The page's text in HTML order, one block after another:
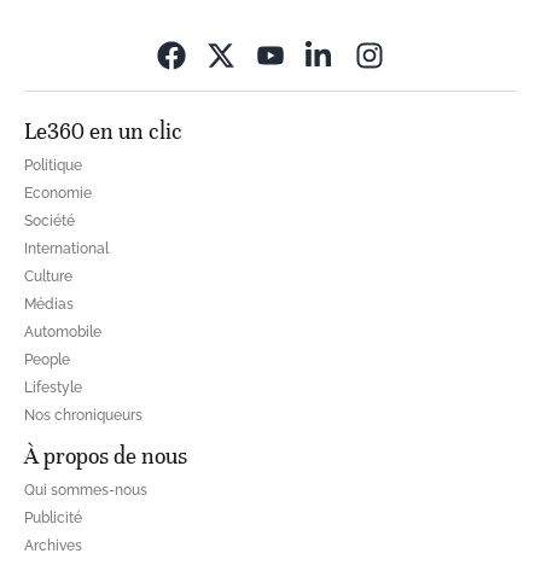
Le360 en un clic
Politique
Economie
Société
International
Culture
Médias
Automobile
People
Lifestyle
Nos chroniqueurs
À propos de nous
Qui sommes-nous
Publicité
Archives